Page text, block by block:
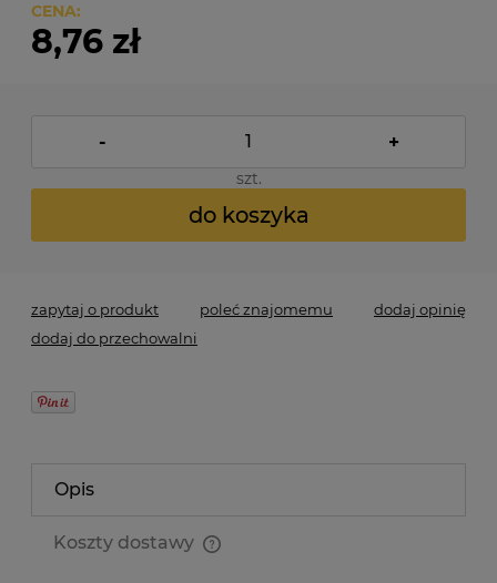
CENA:
8,76 zł
- +
szt.
do koszyka
zapytaj o produkt poleć znajomemu
dodaj opinię
dodaj do przechowalni
Opis
Koszty dostawy